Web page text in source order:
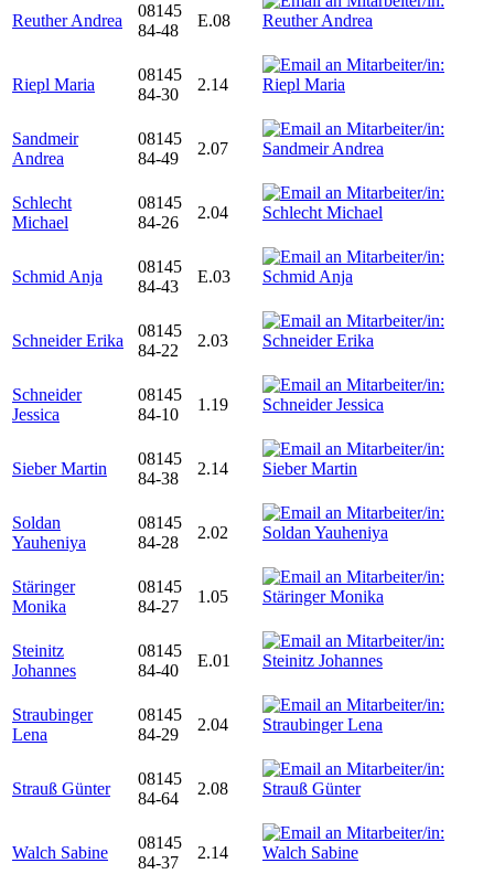
Reuther Andrea
08145
84-48
E.08
Riepl Maria
08145
84-30
2.14
Sandmeir
Andrea
08145
84-49
2.07
Schlecht
Michael
08145
84-26
2.04
Schmid Anja
08145
84-43
E.03
Schneider Erika
08145
84-22
2.03
Schneider
Jessica
08145
84-10
1.19
Sieber Martin
08145
84-38
2.14
Soldan
Yauheniya
08145
84-28
2.02
Stäringer
Monika
08145
84-27
1.05
Steinitz
Johannes
08145
84-40
E.01
Straubinger
Lena
08145
84-29
2.04
Strauß Günter
08145
84-64
2.08
Walch Sabine
08145
84-37
2.14